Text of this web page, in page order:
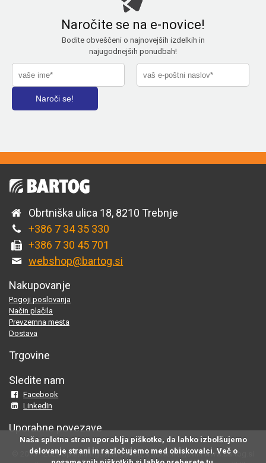
Naročite se na e-novice!
Bodite obveščeni o najnovejših izdelkih in
najugodnejših ponudbah!
Obrtniška ulica 18, 8210 Trebnje
+386 7 34 35 330
+386 7 30 45 701
webshop@bartog.si
Nakupovanje
Pogoji poslovanja
Način plačila
Prevzemna mesta
Dostava
Trgovine
Sledite nam
Facebook
LinkedIn
Uporabne povezave
© 2015 - 2025 Spletna trgovina Bartog, v spletni trgovini www.bartog.si
Naša spletna stran uporablja piškotke, da lahko izbolšujemo
delovanje strani in razločujemo med obiskovalci. Več o